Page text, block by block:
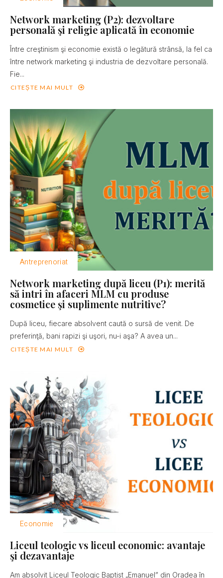
Network marketing (P2): dezvoltare
personală şi religie aplicată în economie
Între creştinism şi economie există o legătură strânsă, la fel ca
între network marketing şi industria de dezvoltare personală.
Fie...
CITEȘTE MAI MULT
Antreprenoriat
Network marketing după liceu (P1): merită
să intri în afaceri MLM cu produse
cosmetice şi suplimente nutritive?
După liceu, fiecare absolvent caută o sursă de venit. De
preferinţă, bani rapizi şi uşori, nu-i aşa? A avea un...
CITEȘTE MAI MULT
Economie
Liceul teologic vs liceul economic: avantaje
şi dezavantaje
Am absolvit Liceul Teologic Baptist „Emanuel” din Oradea în